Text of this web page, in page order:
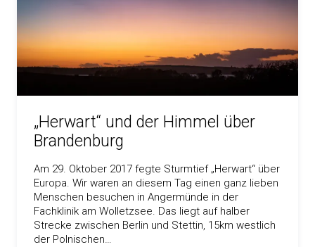
„Herwart“ und der Himmel über
Brandenburg
Am 29. Oktober 2017 fegte Sturmtief „Herwart“ über
Europa. Wir waren an diesem Tag einen ganz lieben
Menschen besuchen in Angermünde in der
Fachklinik am Wolletzsee. Das liegt auf halber
Strecke zwischen Berlin und Stettin, 15km westlich
der Polnischen…